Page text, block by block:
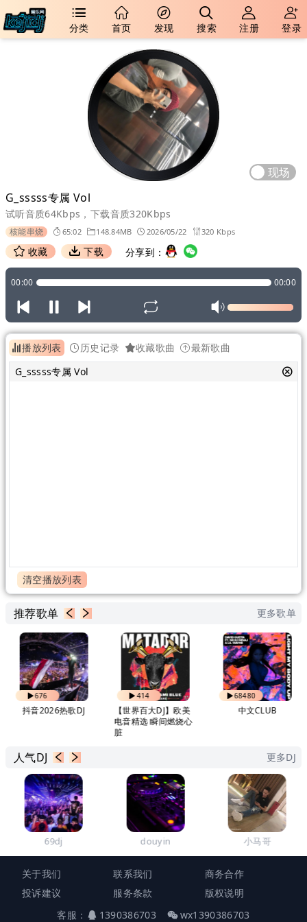
分类 首页 发现 搜索 注册 登录
现场
G_sssss专属 Vol
试听音质64Kbps，下载音质320Kbps
核能串烧 65:02 148.84MB 2026/05/22 320 Kbps
收藏 下载 分享到：
00:00 00:00
播放列表 历史记录 收藏歌曲
最新歌曲
G_sssss专属 Vol
清空播放列表
推荐歌单 更多歌单
676
抖音2026热歌DJ
414
【世界百大DJ】欧美
电音精选 瞬间燃烧心
脏
68480
中文CLUB
人气DJ 更多DJ
69dj douyin 小马哥
关于我们 联系我们
商务合作
投诉建议
服务条款
版权说明
客服：
1390386703 wx1390386703